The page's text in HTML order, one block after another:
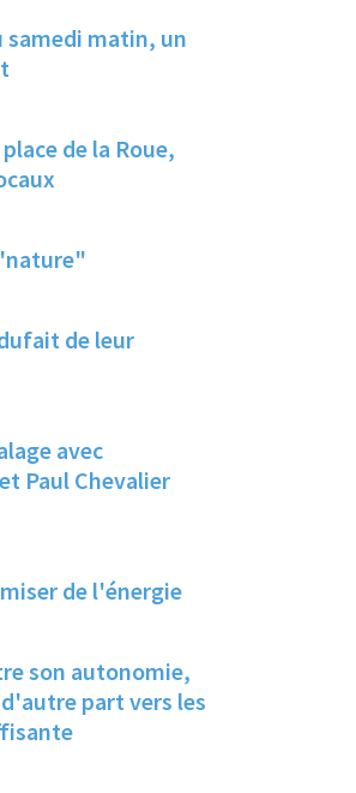
samedi matin, un
de la Roue,
de leur
avec
Paul Chevalier
de l'énergie
son autonomie,
part vers les